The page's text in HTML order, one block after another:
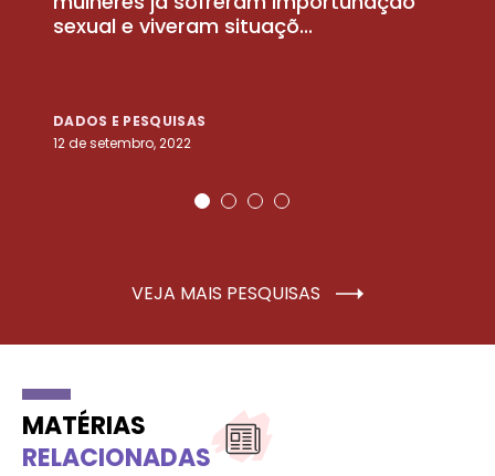
sexual e viveram situaçõ...
DADOS E PESQUISAS
12 de setembro, 2022
VEJA MAIS PESQUISAS
MATÉRIAS
RELACIONADAS